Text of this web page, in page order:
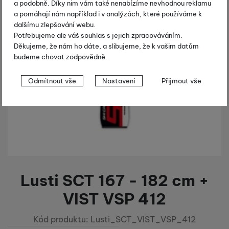
a podobně. Díky nim vám také nenabízíme nevhodnou reklamu
a pomáhají nám například i v analýzách, které používáme k
dalšímu zlepšování webu.
Potřebujeme ale váš souhlas s jejich zpracováváním.
Děkujeme, že nám ho dáte, a slibujeme, že k vašim datům
budeme chovat zodpovědně.
Nastavení souhlasů s kategoriemi
cookies
Technickébez těchto cookies náš web nebude fungovat
chatu.
Povoleno
Díky těmto cookies vám práci s naším webem dokážeme ještě
Odmítnout vše Nastavení Přijmout vše
Lusti SCT 167 - 182 cm +
VIST VSP 412
Kód produktu: Lusti_SCT_VIST_VSP_412